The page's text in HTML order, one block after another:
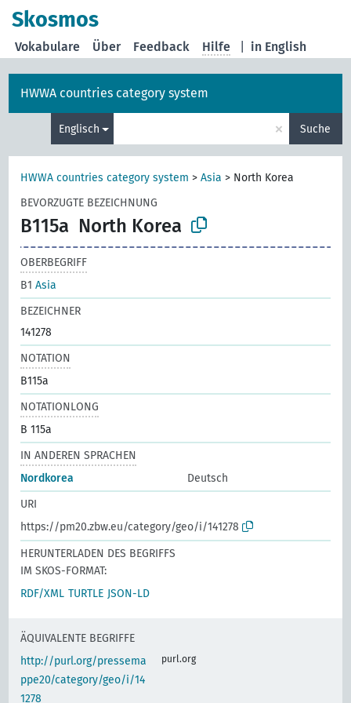
Skosmos
in English
Vokabulare Über Feedback Hilfe
HWWA countries category system
Englisch × Suche
HWWA countries category system >Asia > North Korea
BEVORZUGTE BEZEICHNUNG
B115a North Korea
OBERBEGRIFF
B1Asia
BEZEICHNER
141278
NOTATION
B115a
NOTATIONLONG
B 115a
IN ANDEREN SPRACHEN
Nordkorea
Deutsch
URI
https://pm20.zbw.eu/category/geo/i/141278
HERUNTERLADEN DES BEGRIFFS
IM SKOS-FORMAT:
RDF/XML TURTLE JSON-LD
ÄQUIVALENTE BEGRIFFE
http://purl.org/pressema
ppe20/category/geo/i/14
1278
purl.org